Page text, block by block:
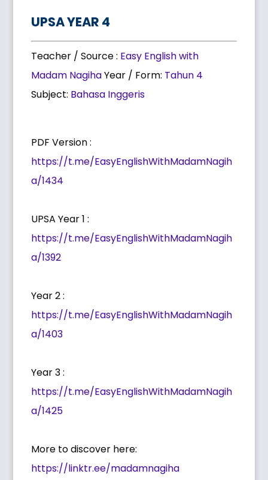
UPSA YEAR 4
Teacher / Source : Easy English with
Madam NagihaYear / Form: Tahun 4
Subject: Bahasa Inggeris
PDF Version :
https://t.me/EasyEnglishWithMadamNagih
a/1434
UPSA Year 1 :
https://t.me/EasyEnglishWithMadamNagih
a/1392
Year 2 :
https://t.me/EasyEnglishWithMadamNagih
a/1403
Year 3 :
https://t.me/EasyEnglishWithMadamNagih
a/1425
More to discover here:
https://linktr.ee/madamnagiha